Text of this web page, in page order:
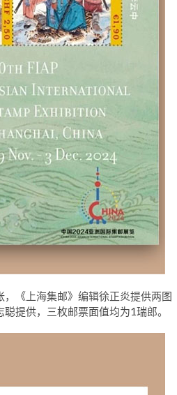
《上海集邮》编辑徐正炎提供两图
提供，三枚邮票面值均为1瑞郎。